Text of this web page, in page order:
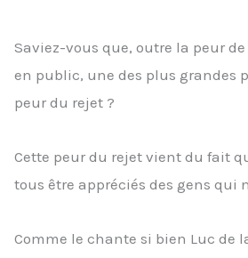
Saviez-vous que, outre la peur
en public, une des plus grandes
peur du rejet ?
Cette peur du rejet vient du fait
tous être appréciés des gens qui
Comme le chante si bien Luc de